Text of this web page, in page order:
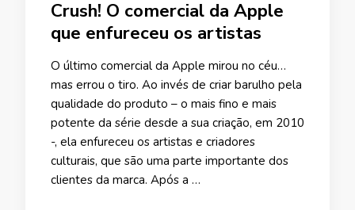
Crush! O comercial da Apple
que enfureceu os artistas
O último comercial da Apple mirou no céu…
mas errou o tiro. Ao invés de criar barulho pela
qualidade do produto – o mais fino e mais
potente da série desde a sua criação, em 2010
-, ela enfureceu os artistas e criadores
culturais, que são uma parte importante dos
clientes da marca. Após a …